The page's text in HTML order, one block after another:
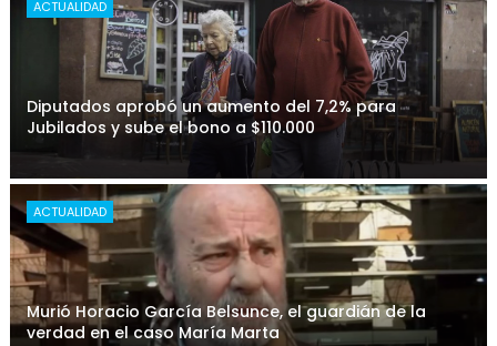
ACTUALIDAD
Diputados aprobó un aumento del 7,2% para
Jubilados y sube el bono a $110.000
ACTUALIDAD
Murió Horacio García Belsunce, el guardián de la
verdad en el caso María Marta